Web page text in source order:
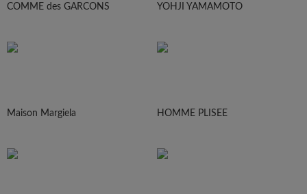
COMME des GARCONS YOHJI YAMAMOTO
Maison Margiela HOMME PLISEE